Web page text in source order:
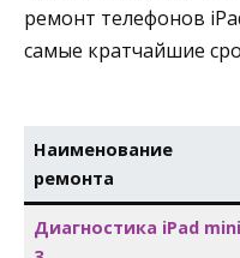
ремонт телефонов
самые кратчайшие
Наименование
ремонта
Диагностика iPad mini